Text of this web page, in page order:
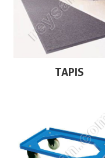
TAPIS